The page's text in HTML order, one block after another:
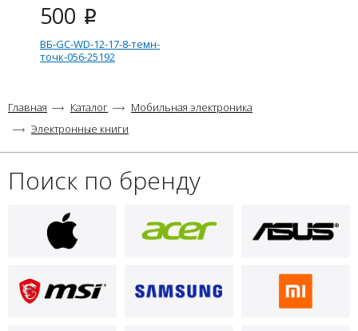
500 i
ВБ-GC-WD-12-17-8-темн-
точк-056-25192
ВБ-GC-WD-12-17-8-свет-точк-
Главная Каталог
Мобильная электроника
Электронные книги
Поиск по бренду